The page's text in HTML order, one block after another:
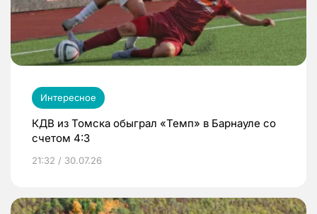
Интересное
КДВ из Томска обыграл «Темп» в Барнауле со
счетом 4:3
21:32 / 30.07.26